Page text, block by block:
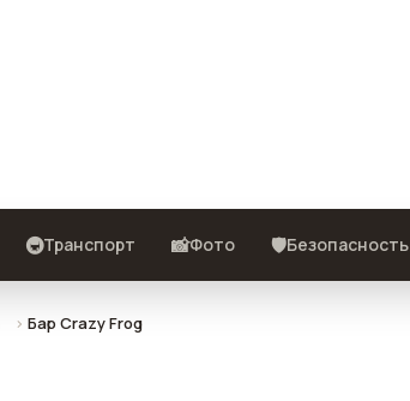
🚇Транспорт 📸Фото 🛡️Безопасность
Бар Crazy Frog